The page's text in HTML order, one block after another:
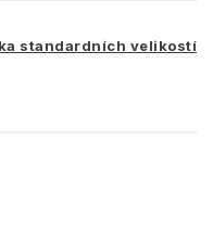
standardních velikostí